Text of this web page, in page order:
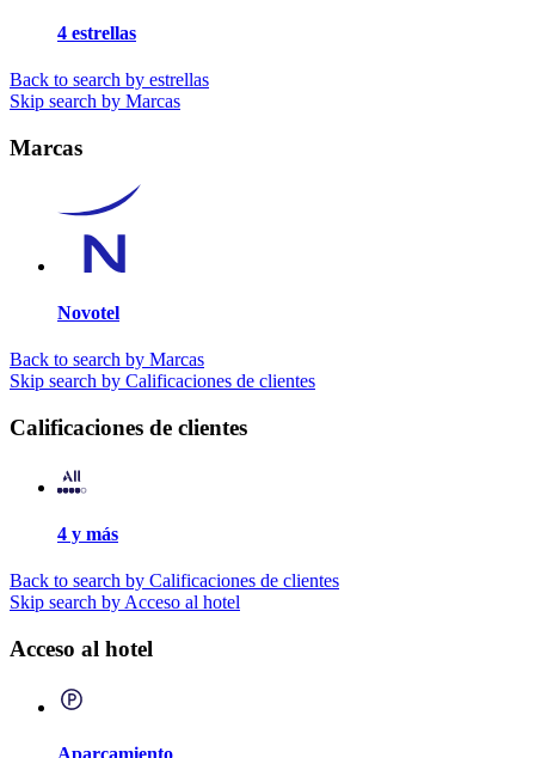
4 estrellas
Back to search by estrellas
Skip search by Marcas
Marcas
Novotel
Back to search by Marcas
Skip search by Calificaciones de clientes
Calificaciones de clientes
4 y más
Back to search by Calificaciones de clientes
Skip search by Acceso al hotel
Acceso al hotel
Aparcamiento